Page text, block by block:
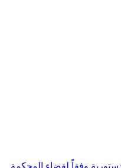
وفقاً لقضاء المحكمة